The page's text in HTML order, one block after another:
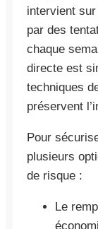
intervient
par des
chaque
directe est
techniques
préservent
Pour
plusieurs
de risque :
Le